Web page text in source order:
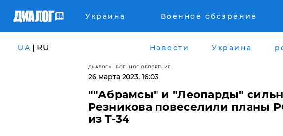
Украина Военное обозрение
UA | RU Новости Украина
ДИАЛОГ ВОЕННОЕ ОБОЗРЕНИЕ
26 марта 2023, 16:03
​""Абрамсы" и "Леопарды"
Резникова повеселили планы
из Т-34